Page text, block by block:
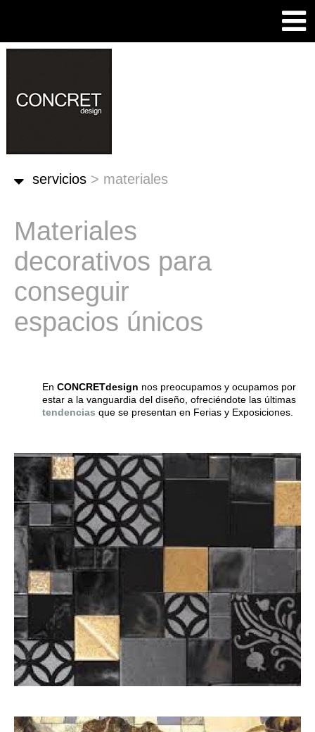
servicios > materiales
Materiales
decorativos para
conseguir
espacios únicos
En CONCRETdesign nos preocupamos y ocupamos por
estar a la vanguardia del diseño, ofreciéndote las últimas
tendencias que se presentan en Ferias y Exposiciones.